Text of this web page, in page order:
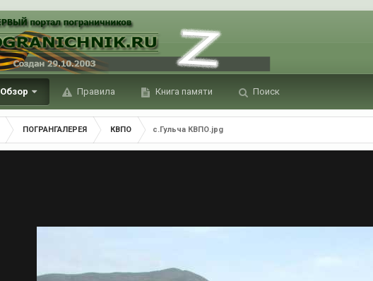
Обзор Правила Книга памяти Поиск
ПОГРАНГАЛЕРЕЯ КВПО с.Гульча КВПО.jpg